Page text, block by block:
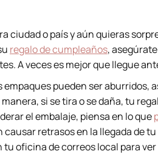
ciudad o país y aún quieras
regalo de cumpleaños,
A veces es mejor que llegue
empaques pueden ser aburridos,
si se tira o se daña, tu
el embalaje, piensa en lo que
retrasos en la llegada de
oficina de correos local para